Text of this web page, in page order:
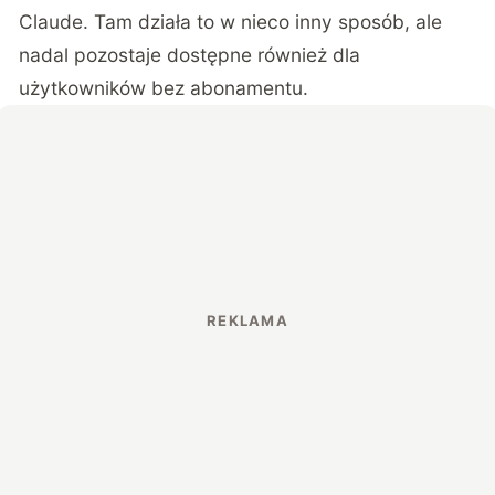
Claude. Tam działa to w nieco inny sposób, ale
nadal pozostaje dostępne również dla
użytkowników bez abonamentu.